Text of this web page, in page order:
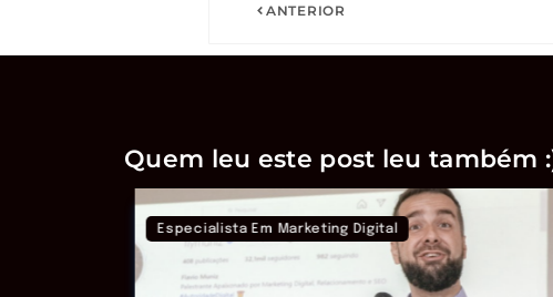
ANTERIOR
Quem leu este post leu também
Especialista Em Marketing Digital